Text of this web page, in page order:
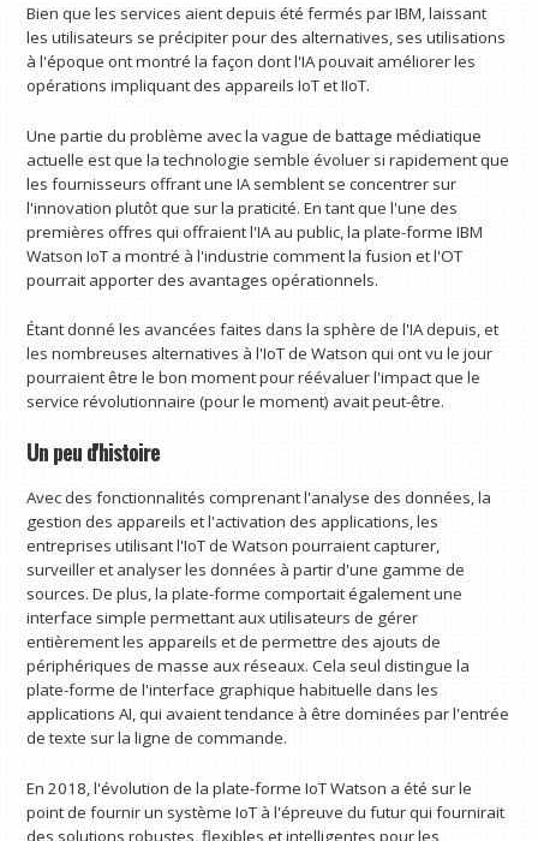
Bien que les services aient depuis été fermés par IBM, laissant
les utilisateurs se précipiter pour des alternatives, ses utilisations
à l'époque ont montré la façon dont l'IA pouvait améliorer les
opérations impliquant des appareils IoT et IIoT.
Une partie du problème avec la vague de battage médiatique
actuelle est que la technologie semble évoluer si rapidement que
les fournisseurs offrant une IA semblent se concentrer sur
l'innovation plutôt que sur la praticité. En tant que l'une des
premières offres qui offraient l'IA au public, la plate-forme IBM
Watson IoT a montré à l'industrie comment la fusion et l'OT
pourrait apporter des avantages opérationnels.
Étant donné les avancées faites dans la sphère de l'IA depuis, et
les nombreuses alternatives à l'IoT de Watson qui ont vu le jour
pourraient être le bon moment pour réévaluer l'impact que le
service révolutionnaire (pour le moment) avait peut-être.
Un peu d'histoire
Avec des fonctionnalités comprenant l'analyse des données, la
gestion des appareils et l'activation des applications, les
entreprises utilisant l'IoT de Watson pourraient capturer,
surveiller et analyser les données à partir d'une gamme de
sources. De plus, la plate-forme comportait également une
interface simple permettant aux utilisateurs de gérer
entièrement les appareils et de permettre des ajouts de
périphériques de masse aux réseaux. Cela seul distingue la
plate-forme de l'interface graphique habituelle dans les
applications AI, qui avaient tendance à être dominées par l'entrée
de texte sur la ligne de commande.
En 2018, l'évolution de la plate-forme IoT Watson a été sur le
point de fournir un système IoT à l'épreuve du futur qui fournirait
des solutions robustes, flexibles et intelligentes pour les